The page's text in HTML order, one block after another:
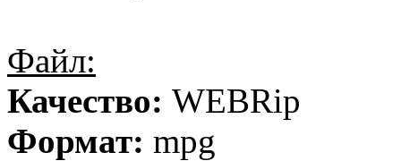
Файл:
Качество: WEBRip
Формат: mpg